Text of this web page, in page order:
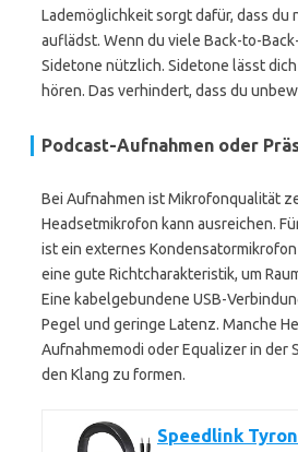
Lademöglichkeit sorgt dafür, dass du
auflädst. Wenn du viele Back-to-
Sidetone nützlich. Sidetone lässt
hören. Das verhindert, dass du
Podcast-Aufnahmen oder
Bei Aufnahmen ist Mikrofonqualität
Headsetmikrofon kann ausreichen.
ist ein externes
eine gute Richtcharakteristik, um
Eine kabelgebundene USB-
Pegel und geringe Latenz. Manche
Aufnahmemodi oder Equalizer in der
den Klang zu formen.
Speedlink